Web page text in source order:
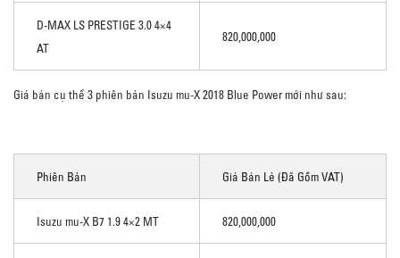
D-MAX LS PRESTIGE 3.0 4×4
AT
820,000,000
Giá bán cụ thể 3 phiên bản Isuzu mu-X 2018 Blue Power mới như sau:
Phiên Bản Giá Bán Lẻ (đã Gồm VAT)
Isuzu mu-X B7 1.9 4×2 MT 820,000,000